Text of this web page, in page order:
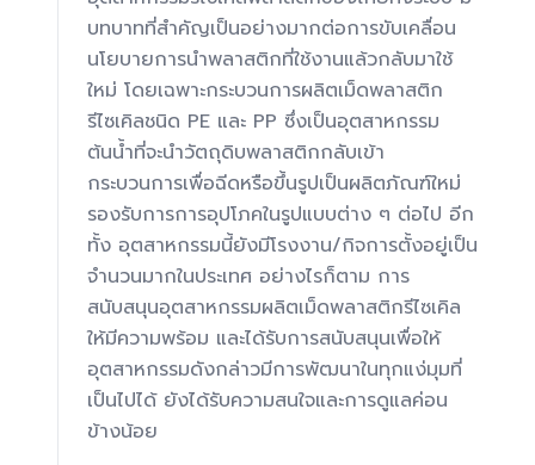
บทบาทที่สำคัญเป็นอย่างมากต่อการขับเคลื่อน
นโยบายการนำพลาสติกที่ใช้งานแล้วกลับมาใช้
ใหม่ โดยเฉพาะกระบวนการผลิตเม็ดพลาสติก
รีไซเคิลชนิด PE และ PP ซึ่งเป็นอุตสาหกรรม
ต้นน้ำที่จะนำวัตถุดิบพลาสติกกลับเข้า
กระบวนการเพื่อฉีดหรือขึ้นรูปเป็นผลิตภัณฑ์ใหม่
รองรับการการอุปโภคในรูปแบบต่าง ๆ ต่อไป อีก
ทั้ง อุตสาหกรรมนี้ยังมีโรงงาน/กิจการตั้งอยู่เป็น
จำนวนมากในประเทศ อย่างไรก็ตาม การ
สนับสนุนอุตสาหกรรมผลิตเม็ดพลาสติกรีไซเคิล
ให้มีความพร้อม และได้รับการสนับสนุนเพื่อให้
อุตสาหกรรมดังกล่าวมีการพัฒนาในทุกแง่มุมที่
เป็นไปได้ ยังได้รับความสนใจและการดูแลค่อน
ข้างน้อย